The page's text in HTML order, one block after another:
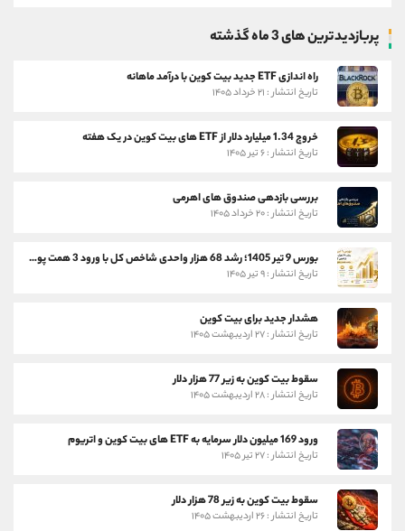
پربازدیدترین های 3 ماه گذشته
راه اندازی ETF جدید بیت کوین با درآمد ماهانه
تاریخ انتشار : ۲۱ خرداد ۱۴۰۵
خروج 1.34 میلیارد دلار از ETF های بیت کوین در یک هفته
تاریخ انتشار : ۶ تیر ۱۴۰۵
بررسی بازدهی صندوق های اهرمی
تاریخ انتشار : ۲۰ خرداد ۱۴۰۵
بورس 9 تیر 1405؛ رشد 68 هزار واحدی شاخص کل با ورود 3 همت پول حقیقی
تاریخ انتشار : ۹ تیر ۱۴۰۵
هشدار جدید برای بیت کوین
تاریخ انتشار : ۲۷ اردیبهشت ۱۴۰۵
سقوط بیت کوین به زیر 77 هزار دلار
تاریخ انتشار : ۲۸ اردیبهشت ۱۴۰۵
ورود 169 میلیون دلار سرمایه به ETF های بیت کوین و اتریوم
تاریخ انتشار : ۲۷ تیر ۱۴۰۵
سقوط بیت کوین به زیر 78 هزار دلار
تاریخ انتشار : ۲۶ اردیبهشت ۱۴۰۵